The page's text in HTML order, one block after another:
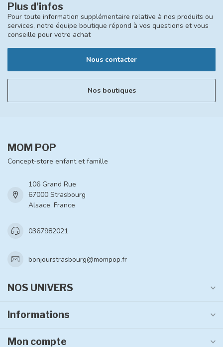
Plus d'infos
Pour toute information supplémentaire relative à nos produits ou
services, notre équipe boutique répond à vos questions et vous
conseille pour votre achat
Nous contacter
Nos boutiques
MOM POP
Concept-store enfant et famille
106 Grand Rue
67000 Strasbourg
Alsace, France
0367982021
bonjourstrasbourg@mompop.fr
NOS UNIVERS
Informations
Mon compte